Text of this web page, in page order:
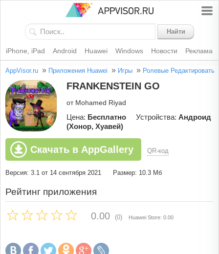
Найти
iPhone, iPad Android Huawei Windows Новости Реклама
AppVisor.ru » Приложения Huawei » Игры » Ролевые Редактировать
FRANKENSTEIN GO
от Mohamed Riyad
Цена: Бесплатно Устройства: Андроид
(Хонор, Хуавей)
Скачать в AppGallery QR-код
Версия: 3.1 от 14 сентября 2021 Размер: 10.3 Мб
Рейтинг приложения
0.00 (0) Huawei Store: 0.00